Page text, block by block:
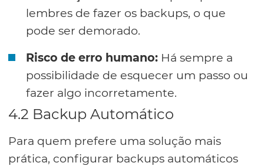
lembres de fazer os backups, o que
pode ser demorado.
Risco de erro humano: Há sempre a
possibilidade de esquecer um passo ou
fazer algo incorretamente.
4.2 Backup Automático
Para quem prefere uma solução mais
prática, configurar backups automáticos